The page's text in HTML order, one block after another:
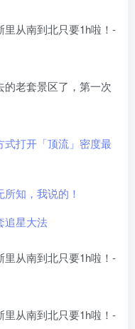
老套景区了，第一次
式打开「顶流」密度最
知，我说的！
追星大法